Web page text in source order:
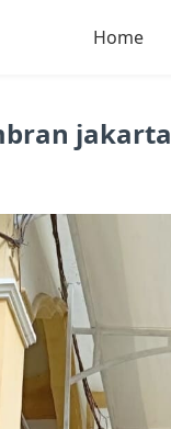
Home
jakarta